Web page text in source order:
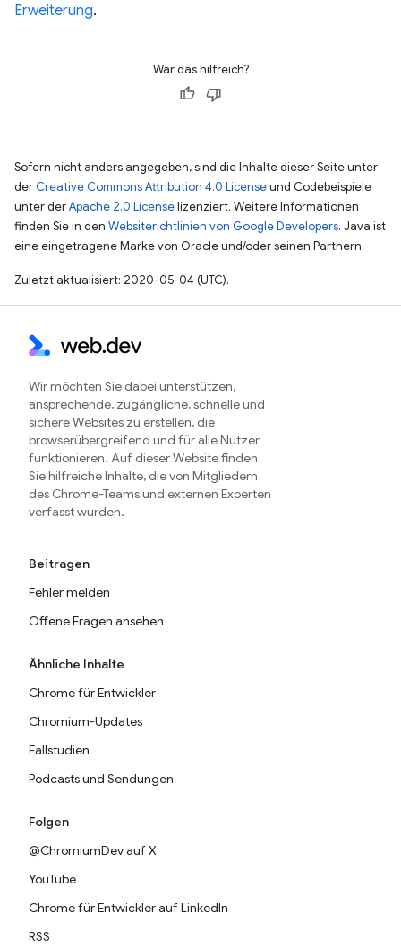
Erweiterung.
War das hilfreich?
Sofern nicht anders angegeben, sind die Inhalte dieser Seite unter
der Creative Commons Attribution 4.0 Licenseund Codebeispiele
unter derApache 2.0 Licenselizenziert. Weitere Informationen
finden Sie in den Websiterichtlinien von Google Developers. Java ist
eine eingetragene Marke von Oracle und/oder seinen Partnern.
Zuletzt aktualisiert: 2020-05-04 (UTC).
Wir möchten Sie dabei unterstützen,
ansprechende, zugängliche, schnelle und
sichere Websites zu erstellen, die
browserübergreifend und für alle Nutzer
funktionieren. Auf dieser Website finden
Sie hilfreiche Inhalte, die von Mitgliedern
des Chrome-Teams und externen Experten
verfasst wurden.
Beitragen
Fehler melden
Offene Fragen ansehen
Ähnliche Inhalte
Chrome für Entwickler
Chromium-Updates
Fallstudien
Podcasts und Sendungen
Folgen
@ChromiumDev auf X
YouTube
Chrome für Entwickler auf LinkedIn
RSS